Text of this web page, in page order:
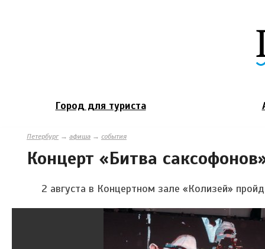
Город для туриста
Петербург→ афиша → события
Концерт «Битва
2 августа в Концертном зале «Колизей»